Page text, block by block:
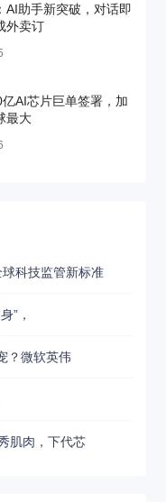
AI助手新突破，对话即
外卖订
AI芯片巨单签署，加
最大
科技监管新标准
”，
？微软英伟
肌肉，下代芯